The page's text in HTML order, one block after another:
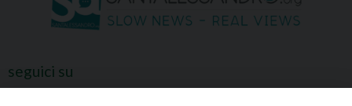
seguici su